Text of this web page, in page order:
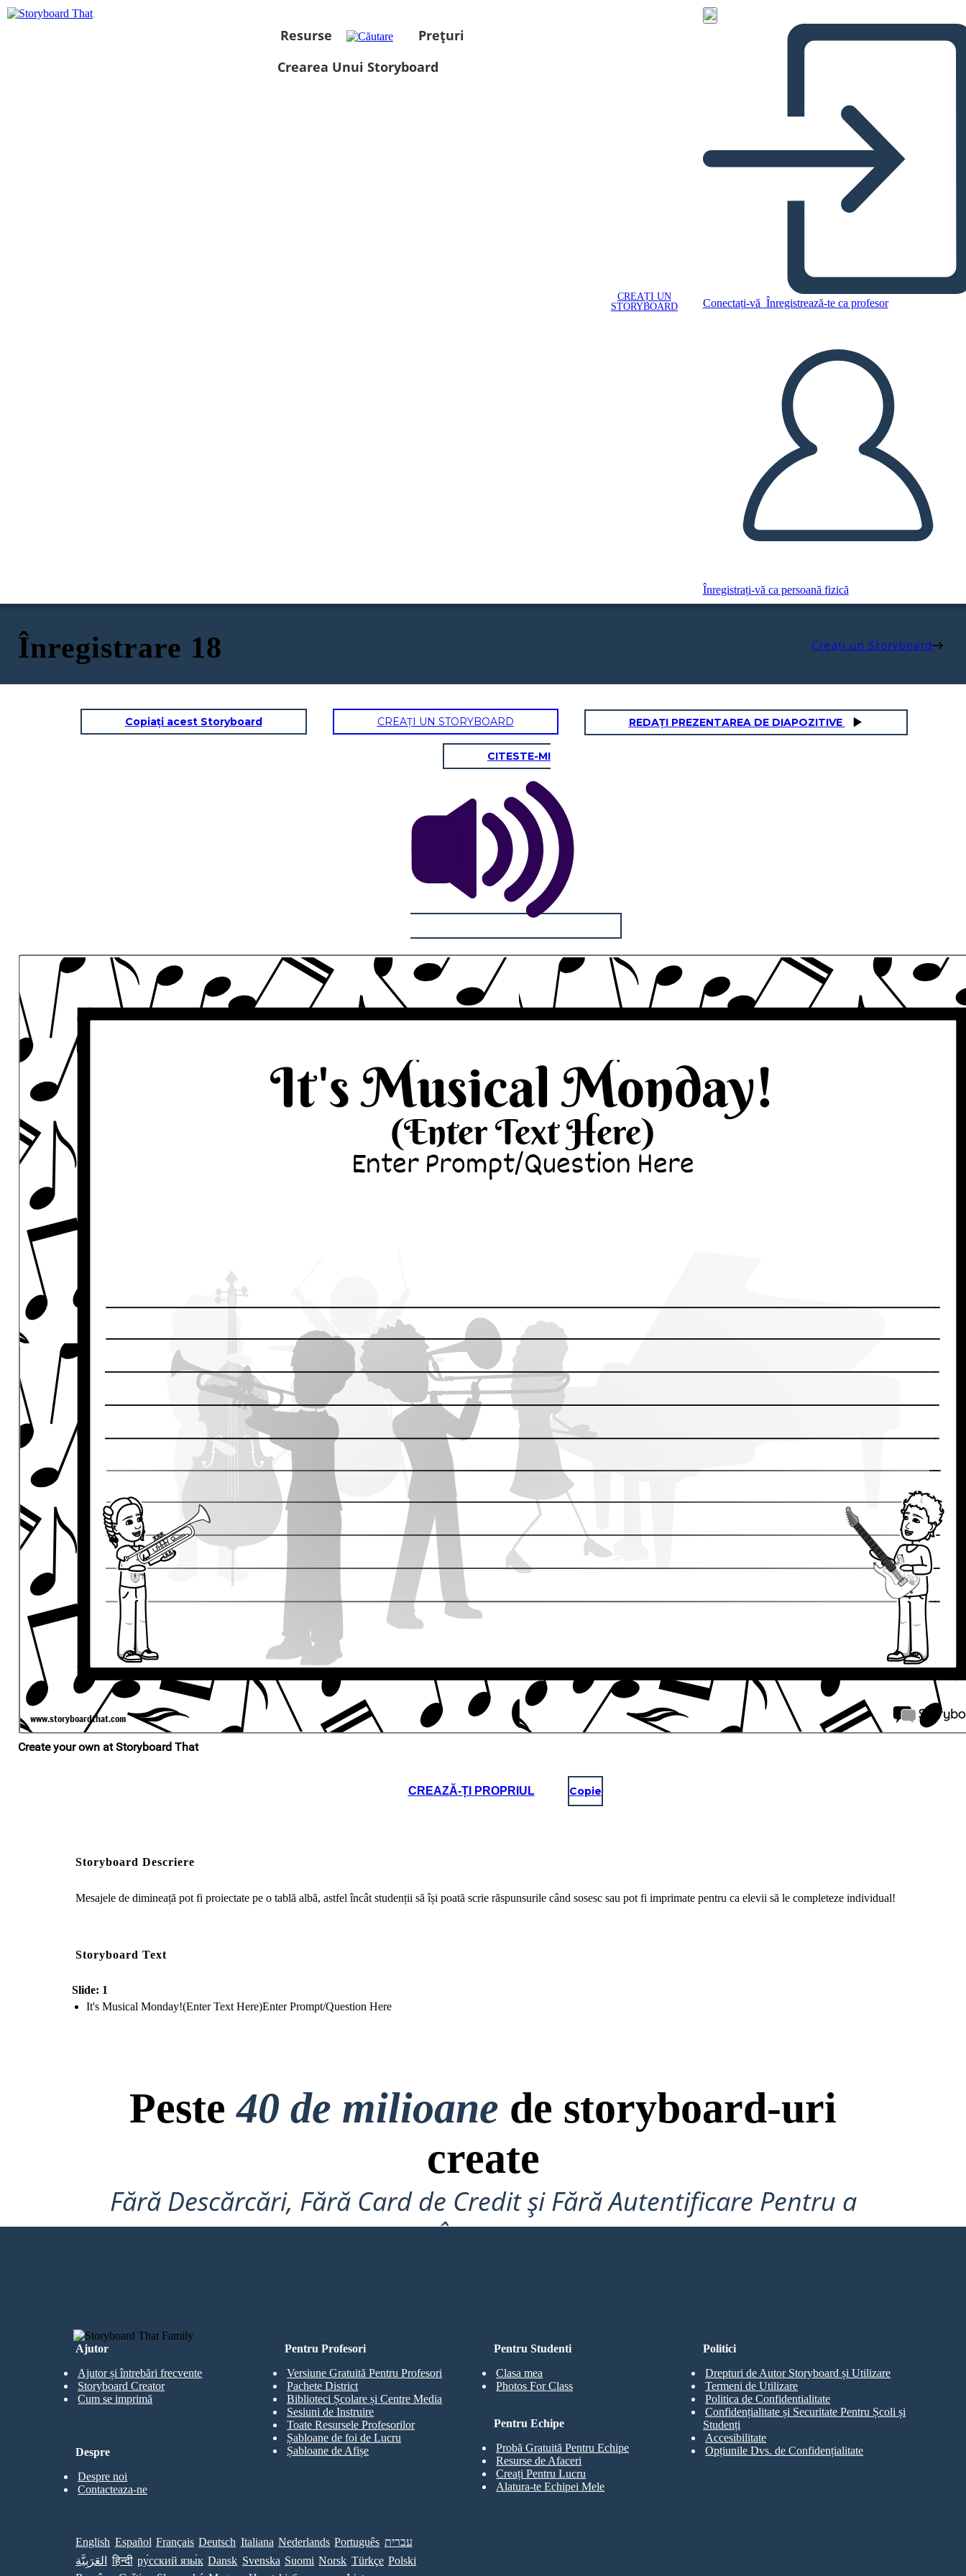
Resurse
Prețuri
Crearea Unui Storyboard
CREAȚI UN
STORYBOARD
Conectați-vă Înregistrează-te ca profesor
Înregistrați-vă ca persoană fizică
Înregistrare 18 Creați un Storyboard
Copiați acest Storyboard CREAȚI UN STORYBOARD REDAȚI PREZENTAREA DE DIAPOZITIVE
CITESTE-MI
CREAZĂ-ȚI PROPRIUL Copie
Storyboard Descriere
Mesajele de dimineață pot fi proiectate pe o tablă albă, astfel încât studenții să își poată scrie răspunsurile când sosesc sau pot fi imprimate pentru ca elevii să le completeze individual!
Storyboard Text
Slide: 1
It's Musical Monday!(Enter Text Here) Enter Prompt/Question Here
Peste40 de milioane de storyboard-uri
create
Fără Descărcări, Fără Card de Credit și Fără Autentificare Pentru a
Încerca!
Ajutor
Ajutor și întrebări frecvente
Storyboard Creator
Cum se imprimă
Pentru Studenti
Clasa mea
Photos For Class
Pentru Profesori
Versiune Gratuită Pentru Profesori
Pachete District
Biblioteci Școlare și Centre Media
Sesiuni de Instruire
Toate Resursele Profesorilor
Șabloane de foi de Lucru
Șabloane de Afișe
Pentru Echipe
Probă Gratuită Pentru Echipe
Resurse de Afaceri
Creați Pentru Lucru
Alatura-te Echipei Mele
Despre
Despre noi
Contacteaza-ne
Politici
Drepturi de Autor Storyboard și Utilizare
Termeni de Utilizare
Politica de Confidentialitate
Confidențialitate și Securitate Pentru Școli și
Studenți
Accesibilitate
Opțiunile Dvs. de Confidențialitate
English Español Français Deutsch Italiana Nederlands Português עברית
العَرَبِيَّة
हिन्दी ру́сский язы́к Dansk Svenska Suomi Norsk Türkçe Polski